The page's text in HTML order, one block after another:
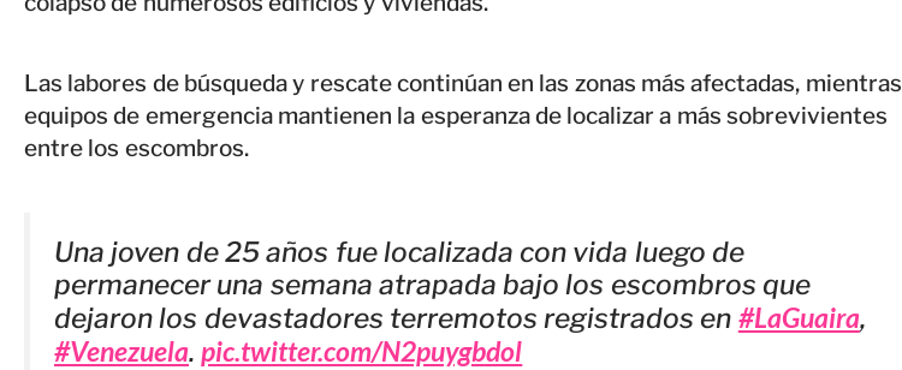
Las labores de búsqueda y rescate continúan en las zonas más afectadas, mientras
equipos de emergencia mantienen la esperanza de localizar a más sobrevivientes
entre los escombros.
Una joven de 25 años fue localizada con vida luego de
permanecer una semana atrapada bajo los escombros que
dejaron los devastadores terremotos registrados en #LaGuaira,
#Venezuela.pic.twitter.com/N2puygbdol